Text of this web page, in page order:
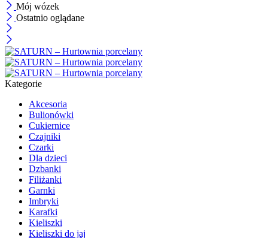
Mój wózek
Ostatnio oglądane
Kategorie
Akcesoria
Bulionówki
Cukiernice
Czajniki
Czarki
Dla dzieci
Dzbanki
Filiżanki
Garnki
Imbryki
Karafki
Kieliszki
Kieliszki do jaj